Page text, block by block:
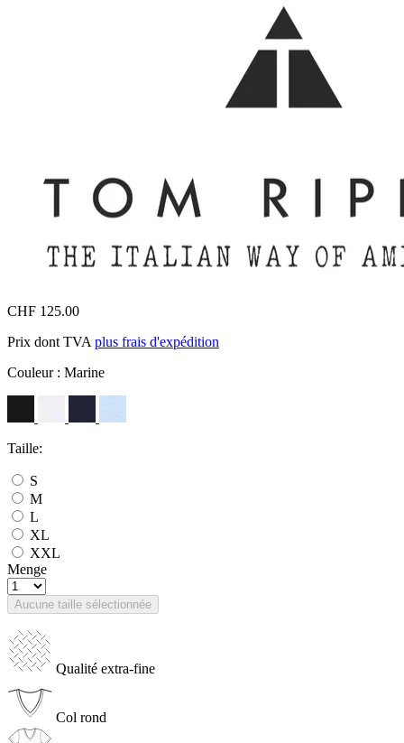
CHF 125.00
Prix dont TVA plus frais d'expédition
Couleur : Marine
Taille:
S
M
L
XL
XXL
Menge
Aucune taille sélectionnée
Qualité extra-fine
Col rond